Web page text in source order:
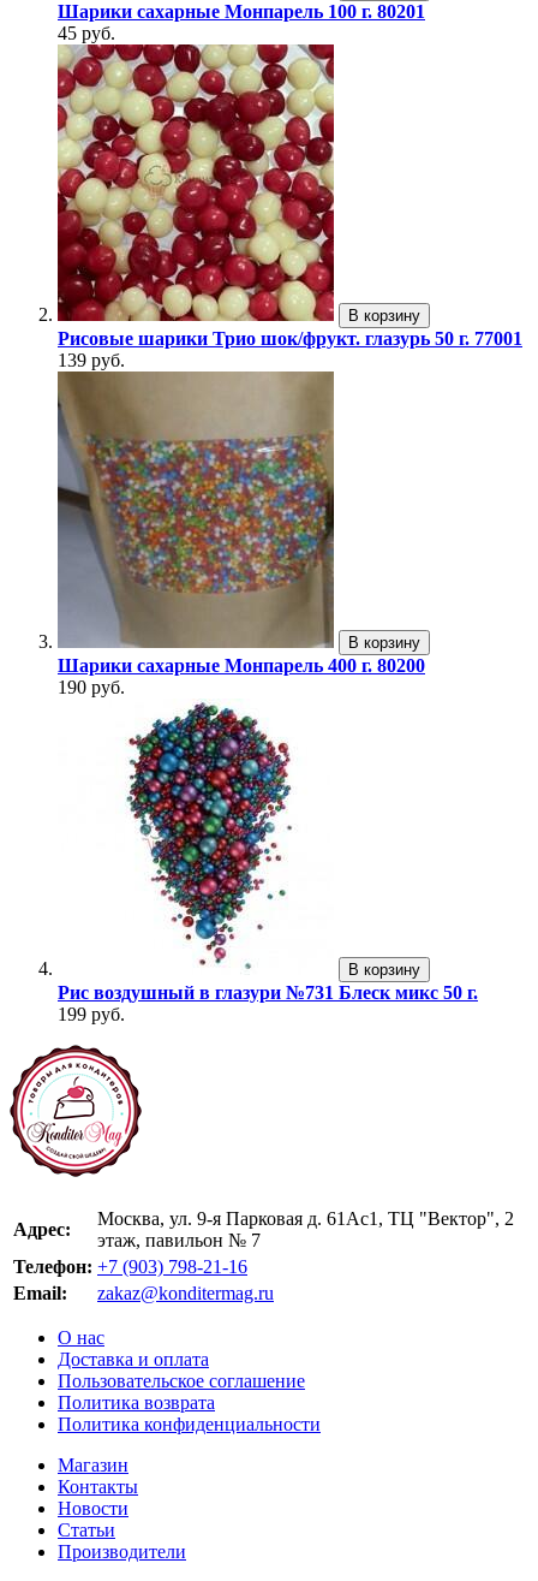
Шарики сахарные Монпарель 100 г. 80201
45 руб.
В корзину
Рисовые шарики Трио шок/фрукт. глазурь 50 г. 77001
139 руб.
В корзину
Шарики сахарные Монпарель 400 г. 80200
190 руб.
В корзину
Рис воздушный в глазури №731 Блеск микс 50 г.
199 руб.
Адрес:
Москва, ул. 9-я Парковая д. 61Ас1, ТЦ "Вектор", 2
этаж, павильон № 7
Телефон: +7 (903) 798-21-16
Email:
zakaz@konditermag.ru
О нас
Доставка и оплата
Пользовательское соглашение
Политика возврата
Политика конфиденциальности
Магазин
Контакты
Новости
Статьи
Производители